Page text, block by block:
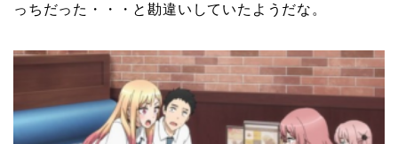
っちだった・・・と勘違いしていたようだな。